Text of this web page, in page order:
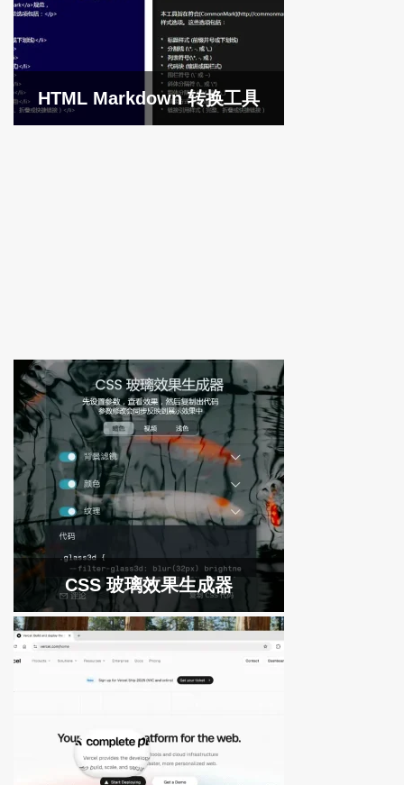
HTML Markdown 转换工具
CSS 玻璃效果生成器